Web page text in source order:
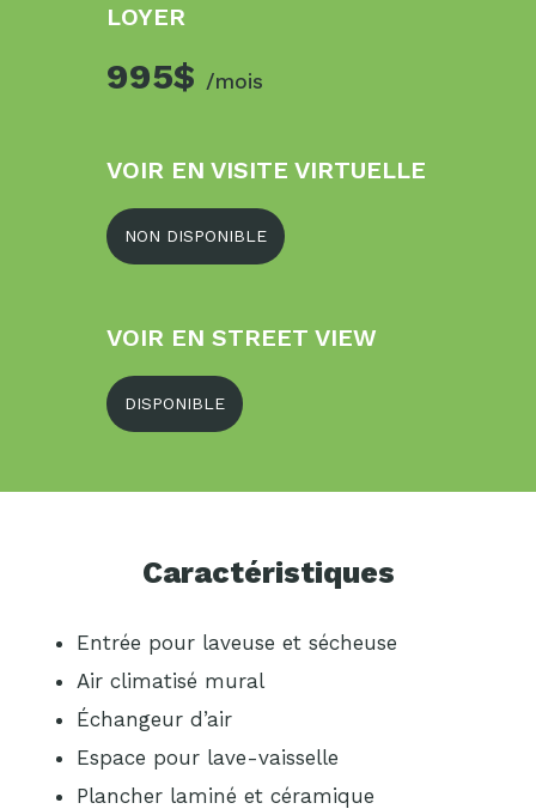
LOYER
995$ /mois
VOIR EN VISITE VIRTUELLE
NON DISPONIBLE
VOIR EN STREET VIEW
DISPONIBLE
Caractéristiques
Entrée pour laveuse et sécheuse
Air climatisé mural
Échangeur d’air
Espace pour lave-vaisselle
Plancher laminé et céramique